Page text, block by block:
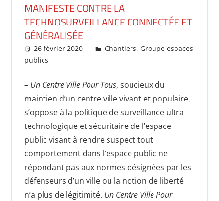
MANIFESTE CONTRE LA
TECHNOSURVEILLANCE CONNECTÉE ET
GÉNÉRALISÉE
26 février 2020 christopheapprill
Chantiers, Groupe espaces
publics
– Un Centre Ville Pour Tous, soucieux du
maintien d’un centre ville vivant et populaire,
s’oppose à la politique de surveillance ultra
technologique et sécuritaire de l’espace
public visant à rendre suspect tout
comportement dans l’espace public ne
répondant pas aux normes désignées par les
défenseurs d’un ville ou la notion de liberté
n’a plus de légitimité. Un Centre Ville Pour